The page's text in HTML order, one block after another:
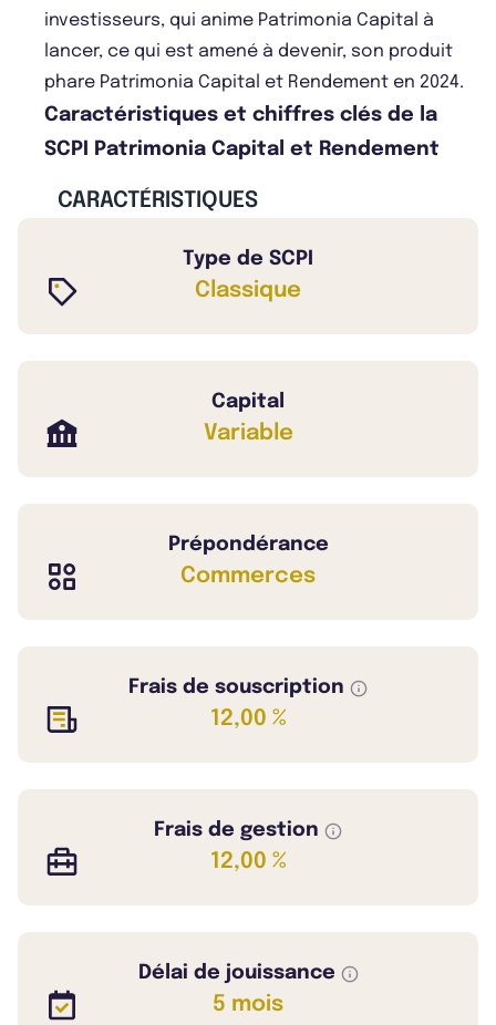
investisseurs, qui anime Patrimonia Capital à
lancer, ce qui est amené à devenir, son produit
phare Patrimonia Capital et Rendement en 2024.
Caractéristiques et chiffres clés de la
SCPI Patrimonia Capital et Rendement
CARACTÉRISTIQUES
Type de SCPI
Classique
Capital
Variable
Prépondérance
Commerces
Frais de souscription
12,00 %
Frais de gestion
12,00 %
Délai de jouissance
5 mois